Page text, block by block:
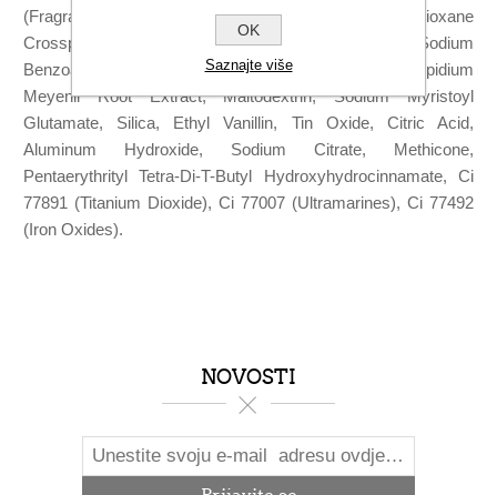
(Fragrance), Vinyl Dimethicone/Methicone Silsesquioxane
Crosspolymer, Caprylyl Glycol, Propylene Carbonate, Sodium
Benzoate, Sodium Chloride, Hexadecene, Lecithin, Lepidium
Meyenii Root Extract, Maltodextrin, Sodium Myristoyl
Glutamate, Silica, Ethyl Vanillin, Tin Oxide, Citric Acid,
Aluminum Hydroxide, Sodium Citrate, Methicone,
Pentaerythrityl Tetra-Di-T-Butyl Hydroxyhydrocinnamate, Ci
77891 (Titanium Dioxide), Ci 77007 (Ultramarines), Ci 77492
(Iron Oxides).
NOVOSTI
OK
Saznajte više